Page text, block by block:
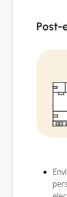
Post-